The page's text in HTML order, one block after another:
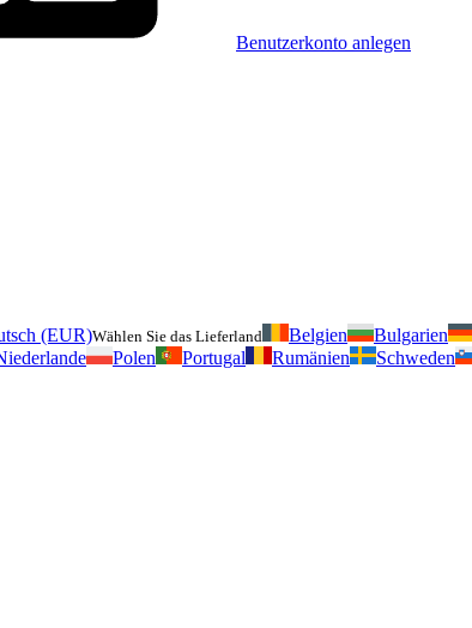
Benutzerkonto anlegen
(EUR)Wählen Sie das Lieferland Belgien Bulgarien
Polen Portugal Rumänien Schweden